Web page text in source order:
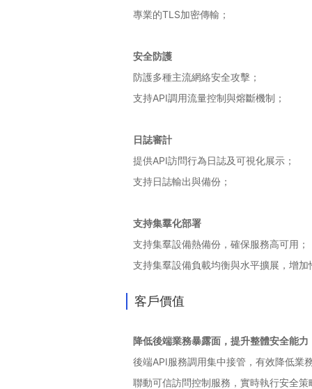
專業的TLS加密傳輸；
安全防護
防護多種主流網絡安全攻擊；
支持API調用流量控制與熔斷機制；
日誌審計
提供API訪問行為日誌及可視化展示；
支持日誌輸出與備份；
支持集羣化部署
支持集羣設備熱備份，確保服務高可用；
支持集羣設備負載均衡與水平擴展，增加
客戶價值
降低後端業務暴露面，提升整體安全能力
後端API服務調用集中接管，有效降低業
聯動可信訪問控制服務，實時執行安全